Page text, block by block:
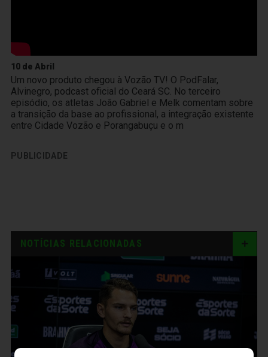
10 de Abril
Um novo produto chegou à Vozão TV! O PodFalar,
Alvinegro, podcast oficial do Ceará SC. No terceiro
episódio, os atletas João Gabriel e Melk comentam sobre
a transição da base ao profissional, a integração existente
entre Cidade Vozão e Porangabuçu e o m
PUBLICIDADE
NOTÍCIAS RELACIONADAS